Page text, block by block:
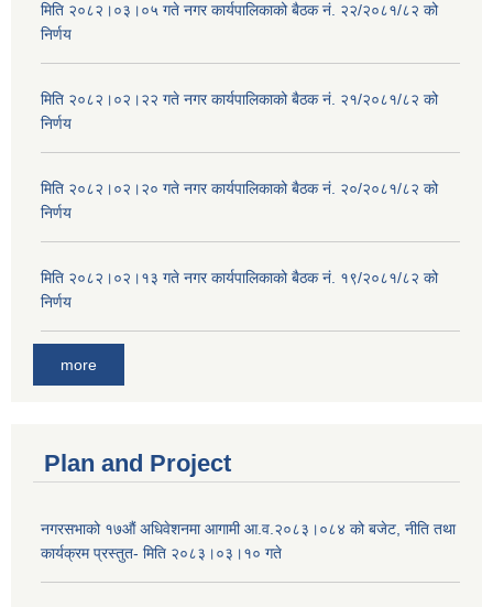
मिति २०८२।०३।०५ गते नगर कार्यपालिकाको बैठक नं. २२/२०८१/८२ को
निर्णय
मिति २०८२।०२।२२ गते नगर कार्यपालिकाको बैठक नं. २१/२०८१/८२ को
निर्णय
मिति २०८२।०२।२० गते नगर कार्यपालिकाको बैठक नं. २०/२०८१/८२ को
निर्णय
मिति २०८२।०२।१३ गते नगर कार्यपालिकाको बैठक नं. १९/२०८१/८२ को
निर्णय
more
Plan and Project
नगरसभाको १७औं अधिवेशनमा आगामी आ.व.२०८३।०८४ को बजेट, नीति तथा
कार्यक्रम प्रस्तुत- मिति २०८३।०३।१० गते